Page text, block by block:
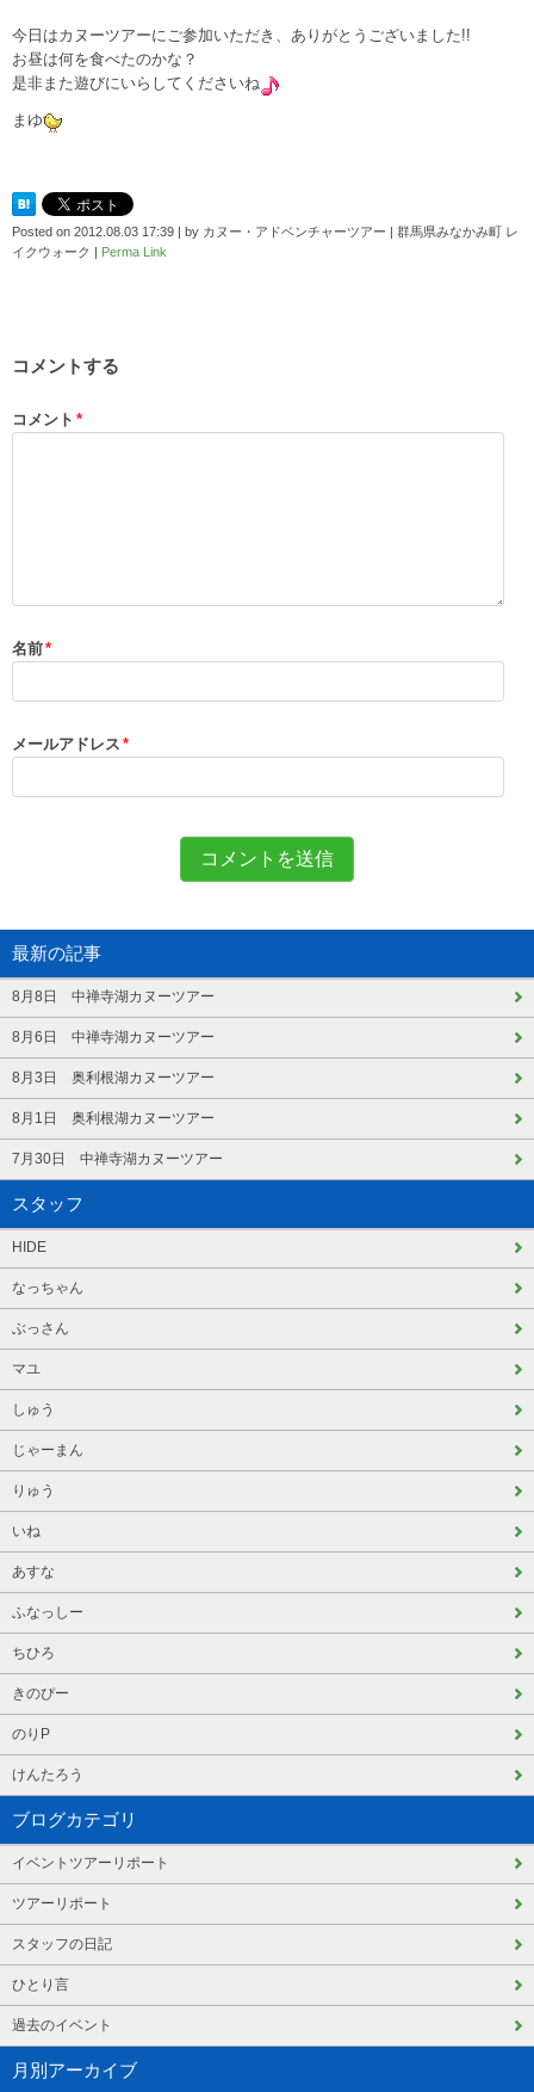
今日はカヌーツアーにご参加いただき、ありがとうございました!!
お昼は何を食べたのかな？
是非また遊びにいらしてくださいね
まゆ
Posted on 2012.08.03 17:39 | by カヌー・アドベンチャーツアー | 群馬県みなかみ町 レ
イクウォーク | Perma Link
コメントする
コメント *
名前*
メールアドレス *
最新の記事
8月8日 中禅寺湖カヌーツアー
8月6日 中禅寺湖カヌーツアー
8月3日 奥利根湖カヌーツアー
8月1日 奥利根湖カヌーツアー
7月30日 中禅寺湖カヌーツアー
スタッフ
HIDE
なっちゃん
ぶっさん
マユ
しゅう
じゃーまん
りゅう
いね
あすな
ふなっしー
ちひろ
きのぴー
のりP
けんたろう
ブログカテゴリ
イベントツアーリポート
ツアーリポート
スタッフの日記
ひとり言
過去のイベント
月別アーカイブ